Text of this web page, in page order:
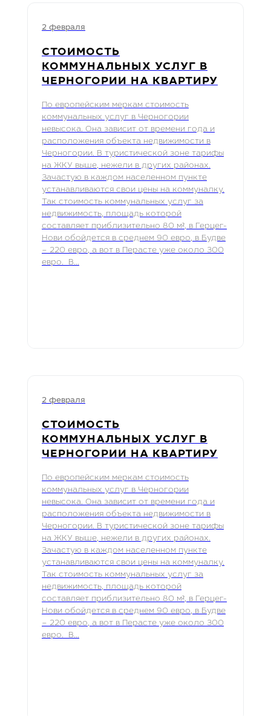
2 февраля
СТОИМОСТЬ
КОММУНАЛЬНЫХ УСЛУГ В
ЧЕРНОГОРИИ НА КВАРТИРУ
По европейским меркам стоимость
коммунальных услуг в Черногории
невысока. Она зависит от времени года и
расположения объекта недвижимости в
Черногории. В туристической зоне тарифы
на ЖКУ выше, нежели в других районах.
Зачастую в каждом населенном пункте
устанавливаются свои цены на коммуналку.
Так стоимость коммунальных услуг за
недвижимость, площадь которой
составляет приблизительно 80 м², в Герцег-
Нови обойдется в среднем 90 евро, в Будве
– 220 евро, а вот в Перасте уже около 300
евро. В...
2 февраля
СТОИМОСТЬ
КОММУНАЛЬНЫХ УСЛУГ В
ЧЕРНОГОРИИ НА КВАРТИРУ
По европейским меркам стоимость
коммунальных услуг в Черногории
невысока. Она зависит от времени года и
расположения объекта недвижимости в
Черногории. В туристической зоне тарифы
на ЖКУ выше, нежели в других районах.
Зачастую в каждом населенном пункте
устанавливаются свои цены на коммуналку.
Так стоимость коммунальных услуг за
недвижимость, площадь которой
составляет приблизительно 80 м², в Герцег-
Нови обойдется в среднем 90 евро, в Будве
– 220 евро, а вот в Перасте уже около 300
евро. В...